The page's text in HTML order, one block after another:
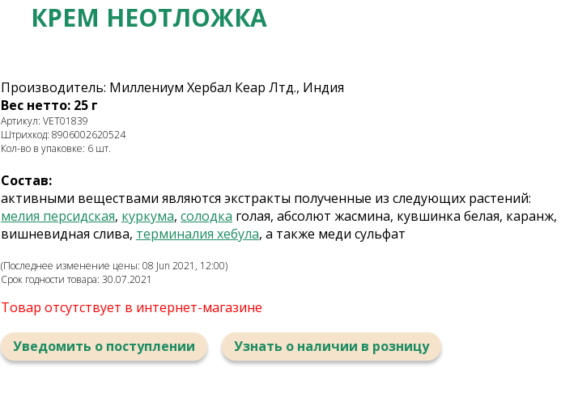
КРЕМ НЕОТЛОЖКА
Производитель: Миллениум Хербал Кеар Лтд., Индия
Вес нетто: 25 г
Артикул: VET01839
Штрихкод: 8906002620524
Кол-во в упаковке: 6 шт.
Состав:
активными веществами являются экстракты полученные из следующих растений:
мелия персидская, куркума, солодка голая, абсолют жасмина, кувшинка белая, каранж,
вишневидная слива, терминалия хебула, а также меди сульфат
(Последнее изменение цены: 08 Jun 2021, 12:00)
Срок годности товара: 30.07.2021
Товар отсутствует в интернет-магазине
Уведомить о поступлении Узнать о наличии в розницу